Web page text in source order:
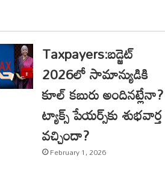
Taxpayers:బడ్జెట్
2026లో సామాన్యుడికి
కూల్ కబురు అందినట్లేనా?
ట్యాక్స్ పేయర్స్‌కు శుభవార్త
వచ్చిందా?
February 1, 2026